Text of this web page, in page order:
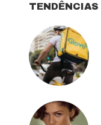
TENDÊNCIAS